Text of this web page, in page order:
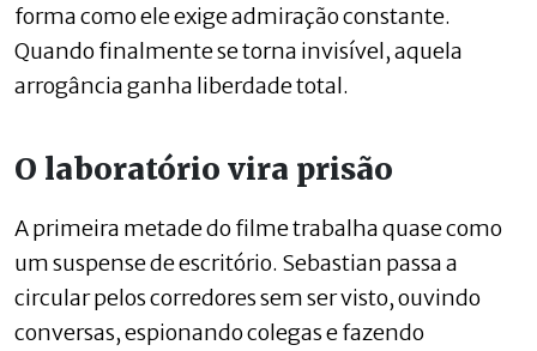
forma como ele exige admiração constante.
Quando finalmente se torna invisível, aquela
arrogância ganha liberdade total.
O laboratório vira prisão
A primeira metade do filme trabalha quase como
um suspense de escritório. Sebastian passa a
circular pelos corredores sem ser visto, ouvindo
conversas, espionando colegas e fazendo